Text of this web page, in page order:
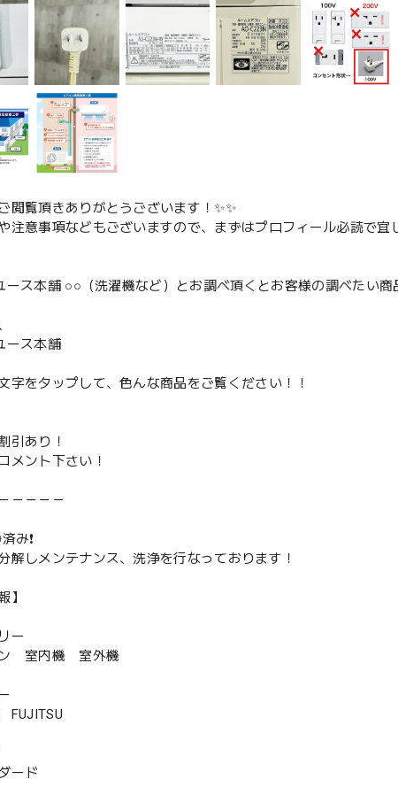
閲覧頂きありがとうございます！✨✨
注意事項などもございますので、まずはプロフィール必読で宜
ース本舗 ○○（洗濯機など）とお調べ頂くとお客様の調べたい商
ース本舗
字をタップして、色んな商品をご覧ください！！
引あり！
メント下さい！
－－－－
み❗️
解しメンテナンス、洗浄を行なっております！
】
ー
室内機 室外機
ード